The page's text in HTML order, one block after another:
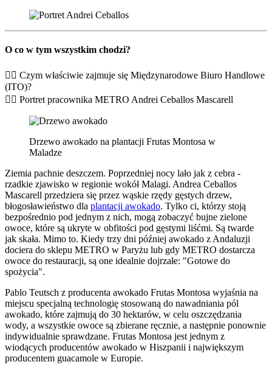
O co w tym wszystkim chodzi?
👉🏼 Czym właściwie zajmuje się Międzynarodowe Biuro Handlowe
(ITO)?
👉🏼 Portret pracownika METRO Andrei Ceballos Mascarell
Drzewo awokado na plantacji Frutas Montosa w
Maladze
Ziemia pachnie deszczem. Poprzedniej nocy lało jak z cebra -
rzadkie zjawisko w regionie wokół Malagi. Andrea Ceballos
Mascarell przedziera się przez wąskie rzędy gęstych drzew,
błogosławieństwo dla plantacji awokado. Tylko ci, którzy stoją
bezpośrednio pod jednym z nich, mogą zobaczyć bujne zielone
owoce, które są ukryte w obfitości pod gęstymi liśćmi. Są twarde
jak skała. Mimo to. Kiedy trzy dni później awokado z Andaluzji
dociera do sklepu METRO w Paryżu lub gdy METRO dostarcza
owoce do restauracji, są one idealnie dojrzałe: "Gotowe do
spożycia".
Pablo Teutsch z producenta awokado Frutas Montosa wyjaśnia na
miejscu specjalną technologię stosowaną do nawadniania pól
awokado, które zajmują do 30 hektarów, w celu oszczędzania
wody, a wszystkie owoce są zbierane ręcznie, a następnie ponownie
indywidualnie sprawdzane. Frutas Montosa jest jednym z
wiodących producentów awokado w Hiszpanii i największym
producentem guacamole w Europie.